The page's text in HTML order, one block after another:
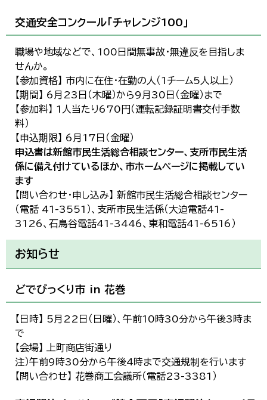
交通安全コンクール「チャレンジ100」
職場や地域などで、100日間無事故・無違反を目指しま
せんか。
【参加資格】 市内に在住・在勤の人（1チーム5人以上）
【期間】 6月23日（木曜）から9月30日（金曜）まで
【参加料】 1人当たり670円（運転記録証明書交付手数
料）
【申込期限】 6月17日（金曜）
申込書は新館市民生活総合相談センター、支所市民生活
係に備え付けているほか、市ホームページに掲載してい
ます
【問い合わせ・申し込み】 新館市民生活総合相談センター
（電話 41-3551）、支所市民生活係（大迫電話41-
3126、石鳥谷電話41-3446、東和電話41-6516）
お知らせ
どでびっくり市 in 花巻
【日時】 5月22日（日曜）、午前10時30分から午後3時ま
で
【会場】 上町商店街通り
注）午前9時30分から午後4時まで交通規制を行います
【問い合わせ】 花巻商工会議所（電話23-3381）